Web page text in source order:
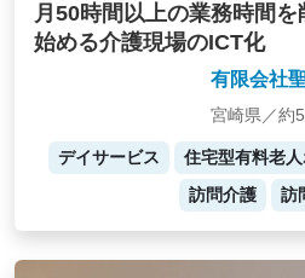
月50時間以上の業務時間
始める介護現場のICT化
有限会社
宮崎県／約
デイサービス 住宅型有料老
訪問介護
訪